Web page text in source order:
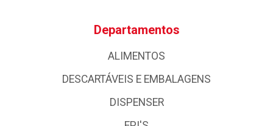
Departamentos
ALIMENTOS
DESCARTÁVEIS E EMBALAGENS
DISPENSER